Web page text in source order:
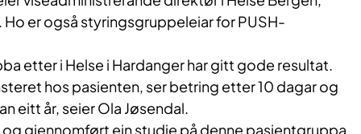
er også styringsgruppeleiar for PUSH-
etter i Helse i Hardanger har gitt gode resultat.
hos pasienten, ser betring etter 10 dagar og
eitt år, seier Ola Jøsendal.
og gjennomført ein studie på denne pasientgruppa.